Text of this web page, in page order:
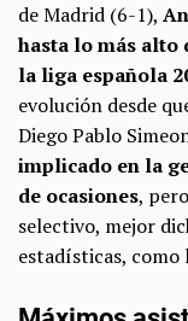
de Madrid (6-1),
hasta lo más alto
la liga española
evolución desde
Diego Pablo
implicado en la
de ocasiones,
selectivo, mejor
estadísticas, como